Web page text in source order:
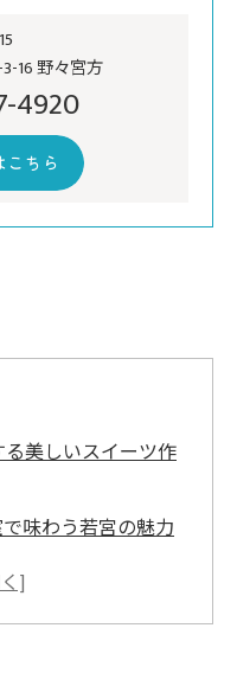
16 野々宮方
4920
こちら
美しいスイーツ作
味わう若宮の魅力
ーツ作りのコツ